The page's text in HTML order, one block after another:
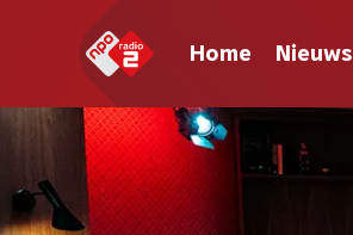
Home Nieuws